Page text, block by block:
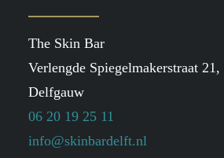
The Skin Bar
Verlengde Spiegelmakerstraat
Delfgauw
06 20 19 25 11
info@skinbardelft.nl